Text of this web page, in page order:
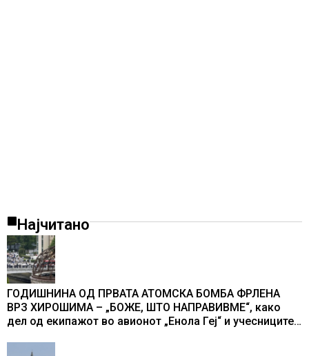
Најчитано
ГОДИШНИНА ОД ПРВАТА АТОМСКА БОМБА ФРЛЕНА
ВРЗ ХИРОШИМА – „БОЖЕ, ШТО НАПРАВИВМЕ“, како
дел од екипажот во авионот „Енола Геј“ и учесниците
промени текот на историјата